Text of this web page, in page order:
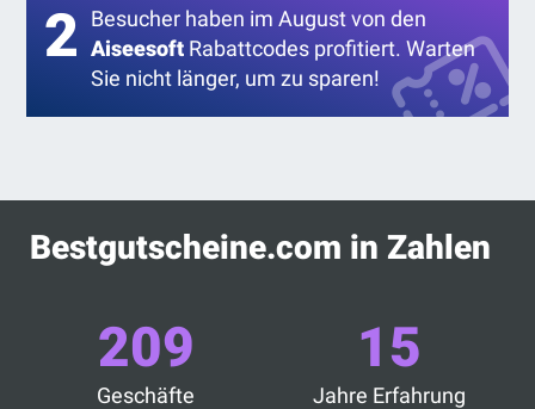
2
Besucher haben im August von den
Aiseesoft Rabattcodes profitiert. Warten
Sie nicht länger, um zu sparen!
Bestgutscheine.com in Zahlen
209
Geschäfte
15
Jahre Erfahrung